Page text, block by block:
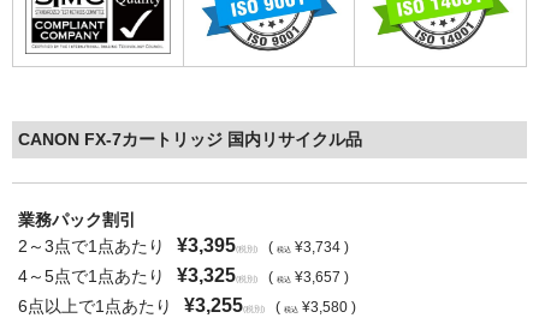
CANON FX-7カートリッジ 国内リサイクル品
業務パック割引
2～3点で1点あたり
¥3,395(税別) ( 税込 ¥3,734 )
4～5点で1点あたり ¥3,325(税別) ( 税込 ¥3,657 )
6点以上で1点あたり ¥3,255(税別) ( 税込 ¥3,580 )